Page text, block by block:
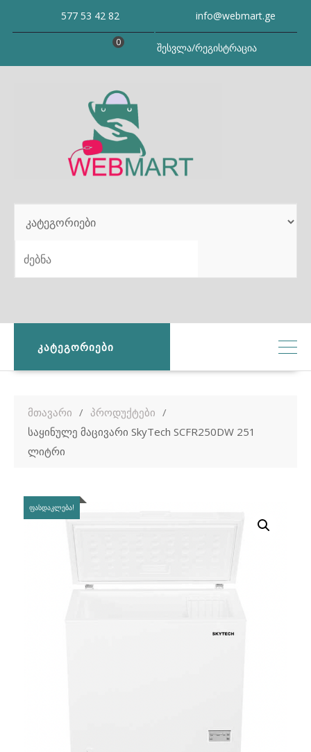
577 53 42 82 info@webmart.ge
შესვლა/რეგისტრაცია
0
SEARCH
ᲙᲐᲢᲔᲒᲝᲠᲘᲔᲑᲘ
მთავარი
პროდუქტები
საყინულე მაცივარი SkyTech SCFR250DW 251
ლიტრი
ᲤᲐᲡᲓᲐᲙᲚᲔᲑᲐ!